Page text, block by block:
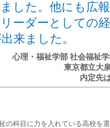
した。他にも広
ーダーとしての
来ました。
心理・福祉学部 社会福祉
東京都立大
内定先
の科目に力を入れている高校を